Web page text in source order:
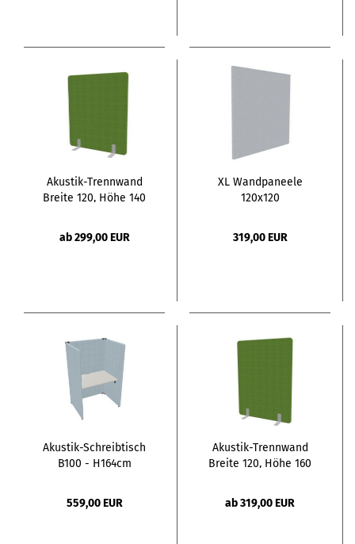
Akustik-Trennwand
Breite 120, Höhe 140
ab 299,00 EUR
XL Wandpaneele
120x120
319,00 EUR
Akustik-Schreibtisch
B100 - H164cm
559,00 EUR
Akustik-Trennwand
Breite 120, Höhe 160
ab 319,00 EUR